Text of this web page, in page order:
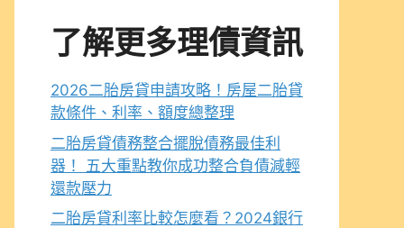
了解更多理債資訊
2026二胎房貸申請攻略！房屋二胎貸
款條件、利率、額度總整理
二胎房貸債務整合擺脫債務最佳利
器！ 五大重點教你成功整合負債減輕
還款壓力
二胎房貸利率比較怎麼看？2024銀行